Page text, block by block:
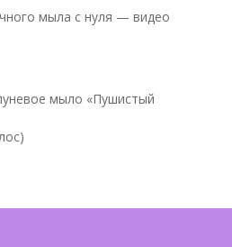
мыла с нуля — видео
мыло «Пушистый